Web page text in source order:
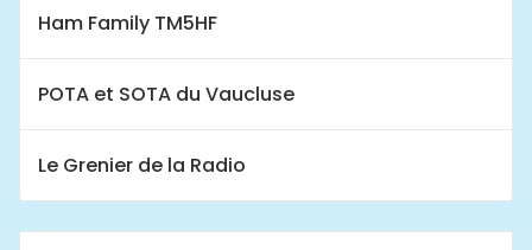
Ham Family TM5HF
POTA et SOTA du Vaucluse
Le Grenier de la Radio